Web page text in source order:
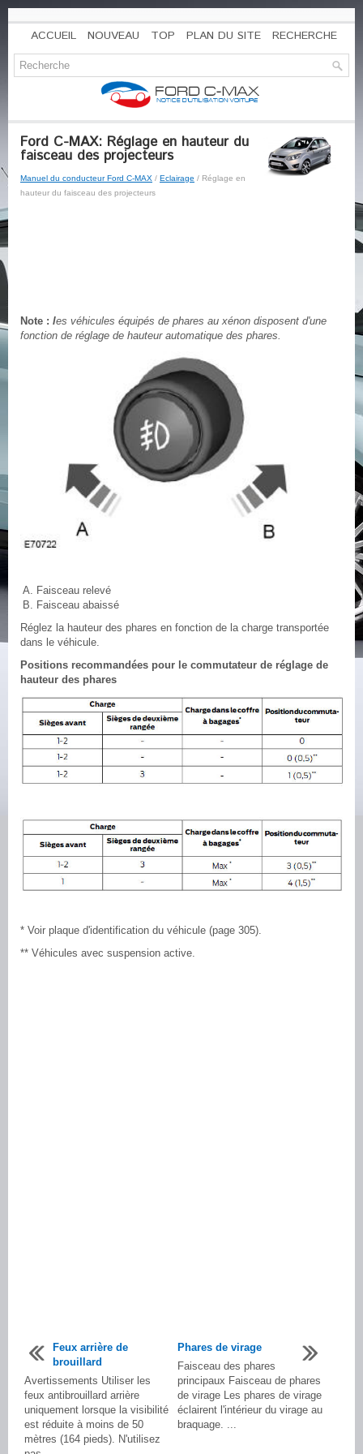
ACCUEIL NOUVEAU TOP PLAN DU SITE RECHERCHE
Ford C-MAX: Réglage en hauteur du
faisceau des projecteurs
Manuel du conducteur Ford C-MAX / Eclairage / Réglage en
hauteur du faisceau des projecteurs
Note : les véhicules équipés de phares au xénon disposent d'une
fonction de réglage de hauteur automatique des phares.
Faisceau relevé
Faisceau abaissé
Réglez la hauteur des phares en fonction de la charge transportée
dans le véhicule.
Positions recommandées pour le commutateur de réglage de
hauteur des phares
* Voir plaque d'identification du véhicule (page 305).
** Véhicules avec suspension active.
Feux arrière de
brouillard
Avertissements Utiliser les
feux antibrouillard arrière
uniquement lorsque la visibilité
est réduite à moins de 50
mètres (164 pieds). N'utilisez
Phares de virage
Faisceau des phares
principaux Faisceau de phares
de virage Les phares de virage
éclairent l'intérieur du virage au
braquage. ...